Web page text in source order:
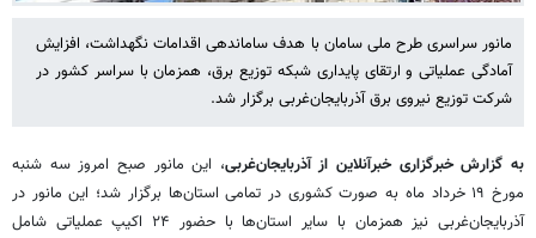
مانور سراسری طرح ملی سامان با هدف ساماندهی اقدامات نگهداشت، افزایش
آمادگی عملیاتی و ارتقای پایداری شبکه توزیع برق، همزمان با سراسر کشور در
شرکت توزیع نیروی برق آذربایجان‌غربی برگزار شد.
به گزارش خبرگزاری خبرآنلاین از آذربایجان‌غربی، این مانور صبح امروز سه شنبه
مورخ ۱۹ خرداد ماه به صورت کشوری در تمامی استان‌ها برگزار شد؛ این مانور در
آذربایجان‌غربی نیز همزمان با سایر استان‌ها با حضور ۲۴ اکیپ عملیاتی شامل